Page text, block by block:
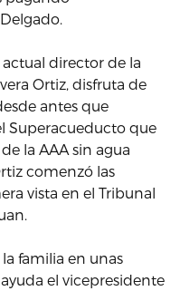
director de la
Ortiz, disfruta de
antes que
Superacueducto que
la AAA sin agua
comenzó las
vista en el Tribunal
familia en unas
el vicepresidente